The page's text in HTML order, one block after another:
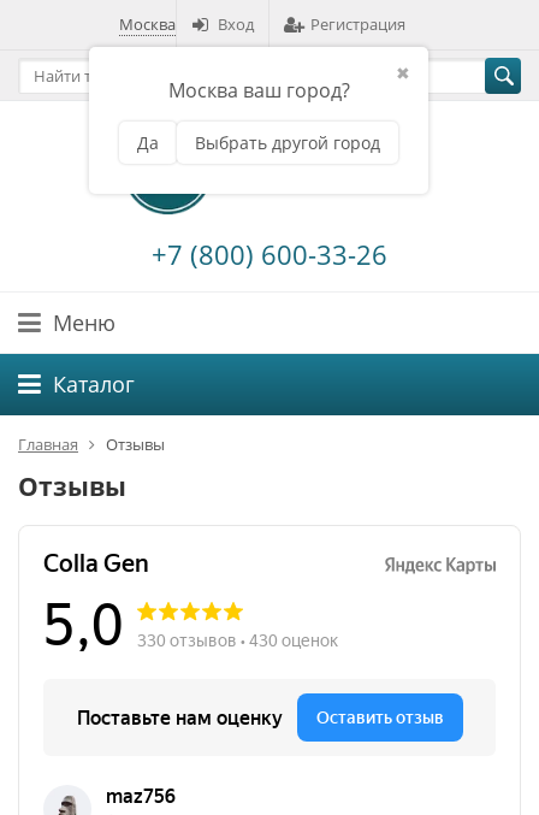
Москва
✖
Москва ваш город?
Да Выбрать другой город
Вход Регистрация
+7 (800) 600-33-26
Меню
Каталог
Главная Отзывы
Отзывы